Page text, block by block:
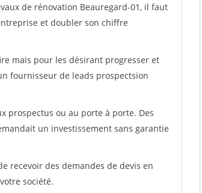
de rénovation Beauregard-01, il faut
et doubler son chiffre
mais pour les désirant progresser et
fournisseur de leads prospectsion
prospectus ou au porte à porte. Des
un investissement sans garantie
recevoir des demandes de devis en
société.